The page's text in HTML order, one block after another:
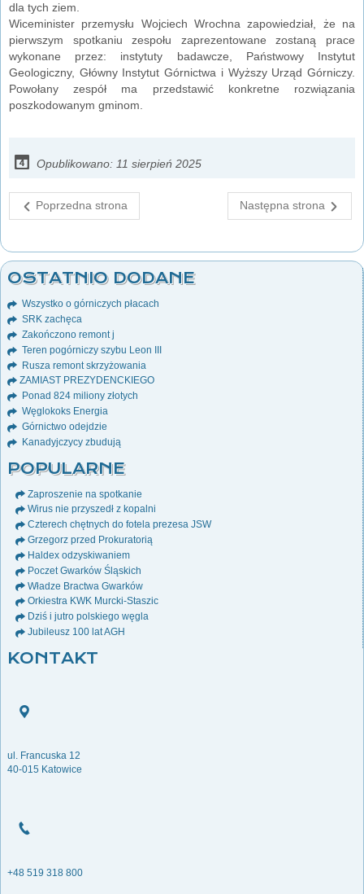
dla tych ziem.
Wiceminister przemysłu Wojciech Wrochna zapowiedział, że na
pierwszym spotkaniu zespołu zaprezentowane zostaną prace
wykonane przez: instytuty badawcze, Państwowy Instytut
Geologiczny, Główny Instytut Górnictwa i Wyższy Urząd Górniczy.
Powołany zespół ma przedstawić konkretne rozwiązania
poszkodowanym gminom.
Opublikowano: 11 sierpień 2025
Poprzedna strona Następna strona
OSTATNIO DODANE
Wszystko o górniczych płacach
SRK zachęca
Zakończono remont j
Teren pogórniczy szybu Leon III
Rusza remont skrzyżowania
ZAMIAST PREZYDENCKIEGO
Ponad 824 miliony złotych
Węglokoks Energia
Górnictwo odejdzie
Kanadyjczycy zbudują
POPULARNE
Zaproszenie na spotkanie
Wirus nie przyszedł z kopalni
Czterech chętnych do fotela prezesa JSW
Grzegorz przed Prokuratorią
Haldex odzyskiwaniem
Poczet Gwarków Śląskich
Władze Bractwa Gwarków
Orkiestra KWK Murcki-Staszic
Dziś i jutro polskiego węgla
Jubileusz 100 lat AGH
KONTAKT
ul. Francuska 12
40-015 Katowice
+48 519 318 800